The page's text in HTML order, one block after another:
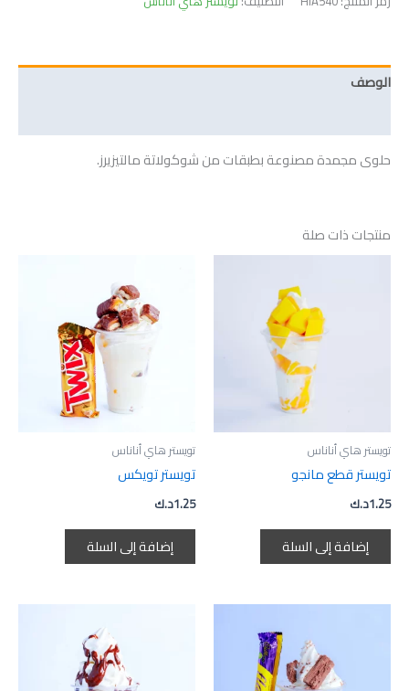
الوصف
حلوى مجمدة مصنوعة بطبقات من شوكولاتة مالتيزيرز.
منتجات ذات صلة
تويستر هاي أناناس
تويستر قطع مانجو
د.ك1.25
إضافة إلى السلة
تويستر هاي أناناس
تويستر تويكس
د.ك1.25
إضافة إلى السلة